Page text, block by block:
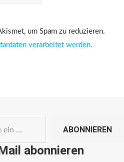
um Spam zu reduzieren.
verarbeitet werden.
ABONNIEREN
abonnieren